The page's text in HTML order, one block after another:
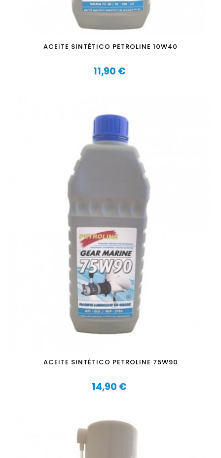
ACEITE SINTÉTICO PETROLINE 10W40
Precio
11,90 €
ACEITE SINTÉTICO PETROLINE 75W90
Precio
14,90 €